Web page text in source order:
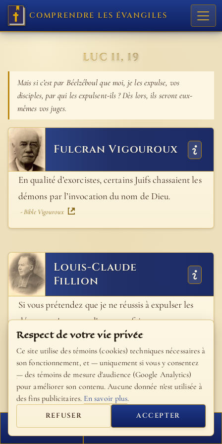
COMPRENDRE LES ÉVANGILES
LUC 11, 19
Mais si c’est par Béelzéboul que moi, je les expulse, vos
disciples, par qui les expulsent-ils ? Dès lors, ils seront eux-
mêmes vos juges.
Fulcran Vigouroux
En qualité d’exorcistes, certains Juifs chassaient les
démons par l’invocation du nom de Dieu.
- Bible Vigouroux
Louis-Claude
Fillion
Si vous prétendez que je ne réussis à expulser les
démons qu'en vertu d'un pacte fait avec
Béelzébub, j'accuserai semblablement vos
disciples (vos fils) de tenir de Satan leurs pouvoirs
d'exorcistes. Et que pourrez-vous me répondre ?
Eux-mêmes, ils démontreront que vous m'avez
calomnié.
- Bible Fillion
FERMER PROCHAIN VERSET
Respect de votre vie privée
Ce site utilise des témoins (cookies) techniques nécessaires à
son fonctionnement, et — uniquement si vous y consentez
— des témoins de mesure d'audience (Google Analytics)
pour améliorer son contenu. Aucune donnée n'est utilisée à
des fins publicitaires. En savoir plus.
REFUSER ACCEPTER